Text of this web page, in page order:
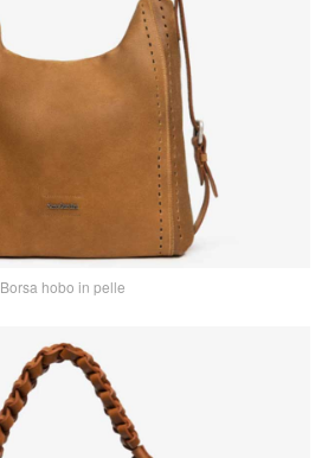
Borsa hobo in pelle